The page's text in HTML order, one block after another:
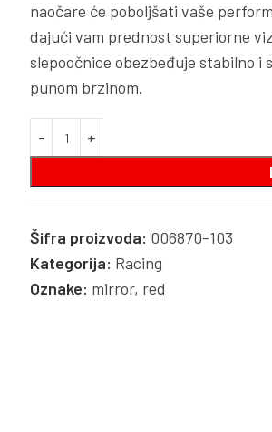
naočare će poboljšati vaše
dajući vam prednost superiorne
slepoočnice obezbeđuje stabilno
punom brzinom.
Šifra proizvoda: 006870-103
Kategorija: Racing
Oznake: mirror, red